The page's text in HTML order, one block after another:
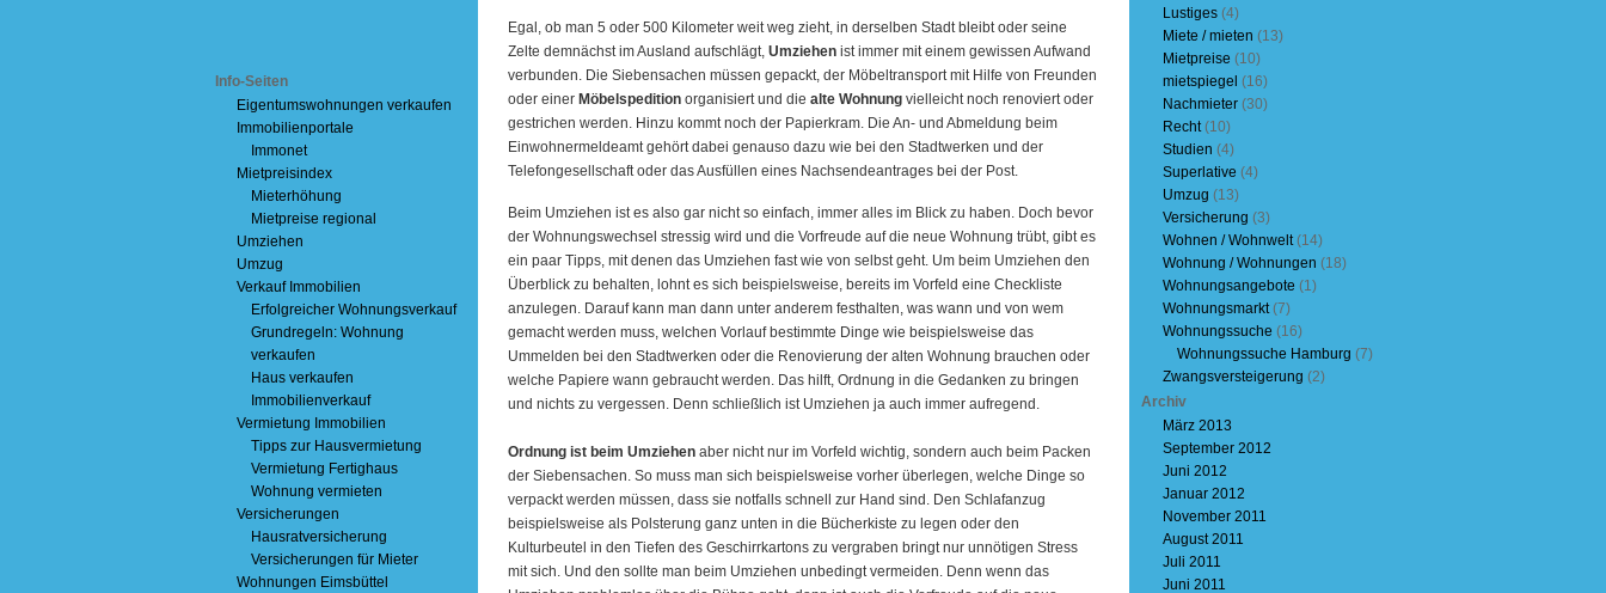
Info-Seiten
Eigentumswohnungen verkaufen
Immobilienportale
Immonet
Mietpreisindex
Mieterhöhung
Mietpreise regional
Umziehen
Umzug
Verkauf Immobilien
Erfolgreicher Wohnungsverkauf
Grundregeln: Wohnung
verkaufen
Haus verkaufen
Immobilienverkauf
Vermietung Immobilien
Tipps zur Hausvermietung
Vermietung Fertighaus
Wohnung vermieten
Versicherungen
Hausratversicherung
Versicherungen für Mieter
Wohnungen Eimsbüttel
Egal, ob man 5 oder 500 Kilometer weit weg zieht, in derselben Stadt bleibt oder seine
Zelte demnächst im Ausland aufschlägt, Umziehen ist immer mit einem gewissen Aufwand
verbunden. Die Siebensachen müssen gepackt, der Möbeltransport mit Hilfe von Freunden
oder einer Möbelspedition organisiert und die alte Wohnung vielleicht noch renoviert oder
gestrichen werden. Hinzu kommt noch der Papierkram. Die An- und Abmeldung beim
Einwohnermeldeamt gehört dabei genauso dazu wie bei den Stadtwerken und der
Telefongesellschaft oder das Ausfüllen eines Nachsendeantrages bei der Post.
Beim Umziehen ist es also gar nicht so einfach, immer alles im Blick zu haben. Doch bevor
der Wohnungswechsel stressig wird und die Vorfreude auf die neue Wohnung trübt, gibt es
ein paar Tipps, mit denen das Umziehen fast wie von selbst geht. Um beim Umziehen den
Überblick zu behalten, lohnt es sich beispielsweise, bereits im Vorfeld eine Checkliste
anzulegen. Darauf kann man dann unter anderem festhalten, was wann und von wem
gemacht werden muss, welchen Vorlauf bestimmte Dinge wie beispielsweise das
Ummelden bei den Stadtwerken oder die Renovierung der alten Wohnung brauchen oder
welche Papiere wann gebraucht werden. Das hilft, Ordnung in die Gedanken zu bringen
und nichts zu vergessen. Denn schließlich ist Umziehen ja auch immer aufregend.
Ordnung ist beim Umziehenaber nicht nur im Vorfeld wichtig, sondern auch beim Packen
der Siebensachen. So muss man sich beispielsweise vorher überlegen, welche Dinge so
verpackt werden müssen, dass sie notfalls schnell zur Hand sind. Den Schlafanzug
beispielsweise als Polsterung ganz unten in die Bücherkiste zu legen oder den
Kulturbeutel in den Tiefen des Geschirrkartons zu vergraben bringt nur unnötigen Stress
mit sich. Und den sollte man beim Umziehen unbedingt vermeiden. Denn wenn das
Lustiges(4)
Miete / mieten (13)
Mietpreise (10)
mietspiegel (16)
Nachmieter(30)
Recht(10)
Studien (4)
Superlative (4)
Umzug (13)
Versicherung (3)
Wohnen / Wohnwelt(14)
Wohnung / Wohnungen (18)
Wohnungsangebote (1)
Wohnungsmarkt(7)
Wohnungssuche (16)
Wohnungssuche Hamburg (7)
Zwangsversteigerung (2)
Archiv
März 2013
September 2012
Juni 2012
Januar 2012
November 2011
August 2011
Juli 2011
Juni 2011